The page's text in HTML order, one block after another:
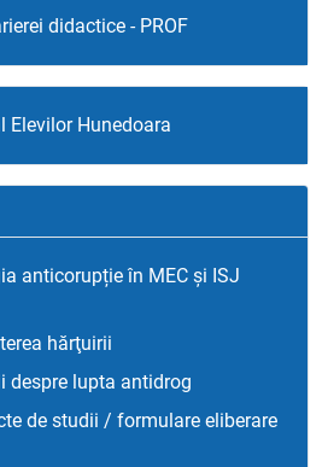
didactice - PROF
Elevilor Hunedoara
anticorupție în MEC și ISJ
hărţuirii
despre lupta antidrog
de studii / formulare eliberare